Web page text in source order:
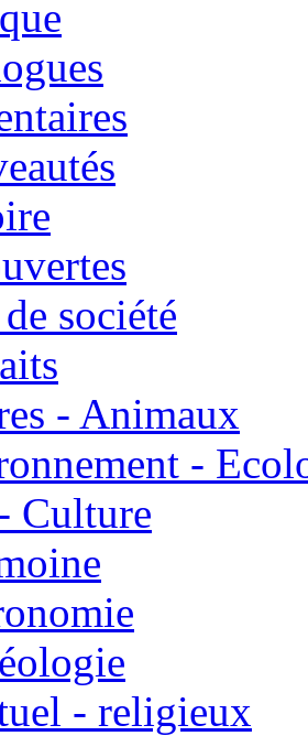
société
- Animaux
-
Culture
- religieux